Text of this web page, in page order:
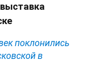
поклонились
в